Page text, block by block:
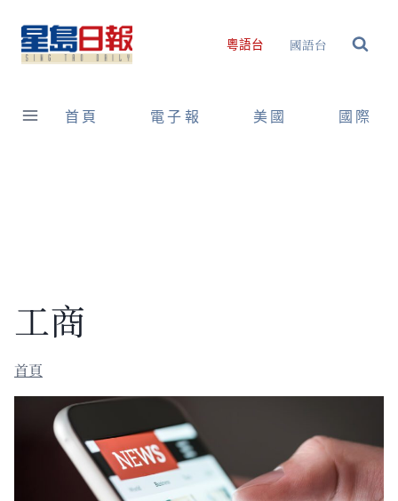
content
粵語台 國語台
首頁 電子報 美國 國際
工商